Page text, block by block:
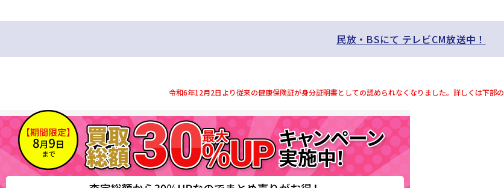
民放・BSにて テレビCM放送中！
令和6年12月2日より従来の健康保険証が身分証明書としての認められなくなりました。詳しくは下部の